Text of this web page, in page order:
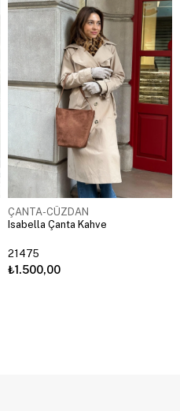
ÇANTA-CÜZDAN
Isabella Çanta Kahve
21475
₺1.500,00